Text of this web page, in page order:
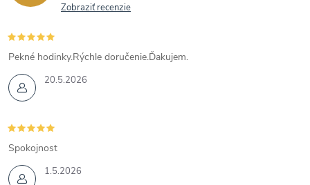
Zobraziť recenzie
20.5.2026
Pekné hodinky.Rýchle doručenie.Ďakujem.
1.5.2026
Spokojnost